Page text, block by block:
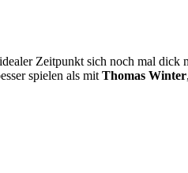
Zeitpunkt sich noch mal
spielen als mitThomas Winter